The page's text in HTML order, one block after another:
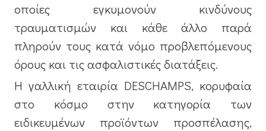
οποίες εγκυμονούν κινδύνους
τραυματισμών και κάθε άλλο παρά
πληρούν τους κατά νόμο προβλεπόμενους
όρους και τις ασφαλιστικές διατάξεις.
Η γαλλική εταιρία DESCHAMPS, κορυφαία
στο κόσμο στην κατηγορία των
ειδικευμένων προϊόντων προσπέλασης,